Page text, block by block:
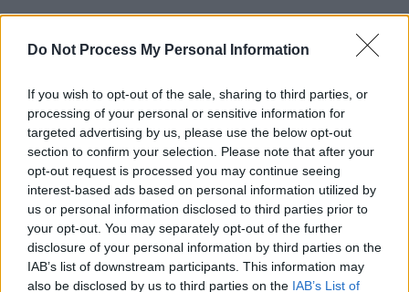
Do Not Process My Personal Information
If you wish to opt-out of the sale, sharing to third parties, or
processing of your personal or sensitive information for
targeted advertising by us, please use the below opt-out
section to confirm your selection. Please note that after your
opt-out request is processed you may continue seeing
interest-based ads based on personal information utilized by
us or personal information disclosed to third parties prior to
your opt-out. You may separately opt-out of the further
disclosure of your personal information by third parties on the
IAB’s list of downstream participants. This information may
also be disclosed by us to third parties on the IAB’s List of
παράδοσηκαι τονελληνόφωνο χαρακτήρα
στους απανταχού Έλληνες. Παράλληλα όμως,
τους δημιουργούν και μια ιστορική ευθύνη
για την διαφύλαξη αυτής της κληρονομιάς.
Η Ρωμιοσύνη, η οποία είναι συνδεδεμένη
ποικιλοτρόπως με τα ιερά αυτά θρησκευτικά
κέντρα, έχει έντονο ενδιαφέρον για την
πορεία των πατριαρχείων και τα προνόμια τα
οποία δικαιωματικά κατέχουν πολλούς
αιώνες τώρα.